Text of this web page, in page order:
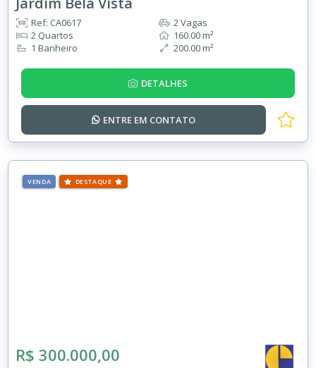
Ref: CA0617
2 Quartos
1 Banheiro
2 Vagas
160.00 m²
200.00 m²
DETALHES
ENTRE EM CONTATO
VENDA DESTAQUE
R$ 300.000,00